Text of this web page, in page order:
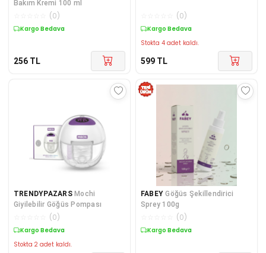
Bakım Kremi 100 ml
(0)
Kargo Bedava
256 TL
(0)
Kargo Bedava
Stokta 4 adet kaldı.
599 TL
TRENDYPAZARS Mochi
Giyilebilir Göğüs Pompası
(0)
Kargo Bedava
Stokta 2 adet kaldı.
FABEY Göğüs Şekillendirici
Sprey 100g
(0)
Kargo Bedava